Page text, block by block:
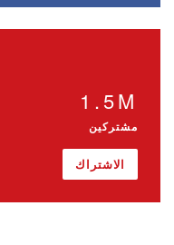
1.5M
مشتركين
الاشتراك